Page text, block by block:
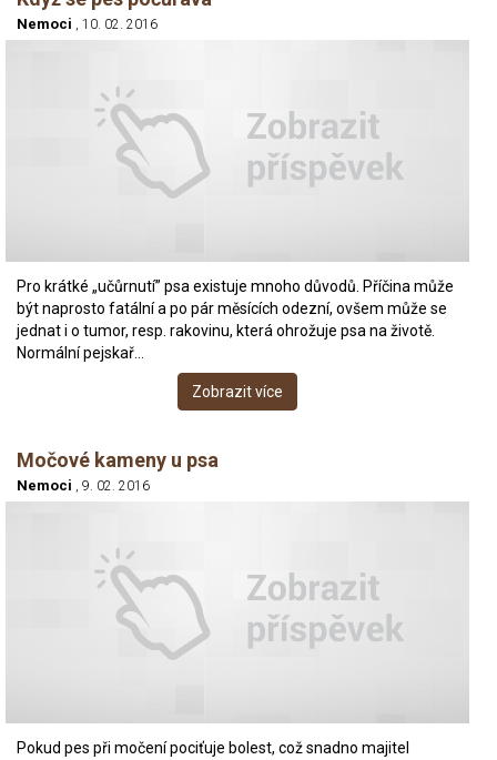
Nemoci , 10. 02. 2016
Pro krátké „učůrnutí” psa existuje mnoho důvodů. Příčina může
být naprosto fatální a po pár měsících odezní, ovšem může se
jednat i o tumor, resp. rakovinu, která ohrožuje psa na životě.
Normální pejskař…
Zobrazit více
Močové kameny u psa
Nemoci , 9. 02. 2016
Pokud pes při močení pociťuje bolest, což snadno majitel